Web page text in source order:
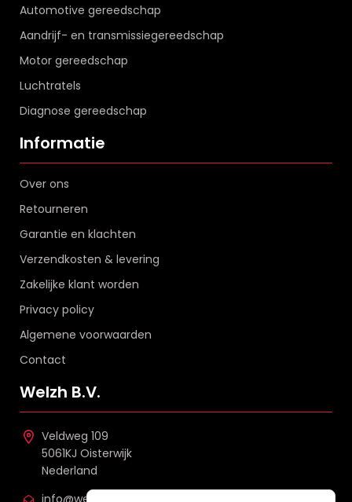
Automotive gereedschap
Aandrijf- en transmissiegereedschap
Motor gereedschap
Luchtratels
Diagnose gereedschap
Informatie
Over ons
Retourneren
Garantie en klachten
Verzendkosten & levering
Zakelijke klant worden
Privacy policy
Algemene voorwaarden
Contact
Welzh B.V.
Veldweg 109
5061KJ Oisterwijk
Nederland
info@welzh.nl